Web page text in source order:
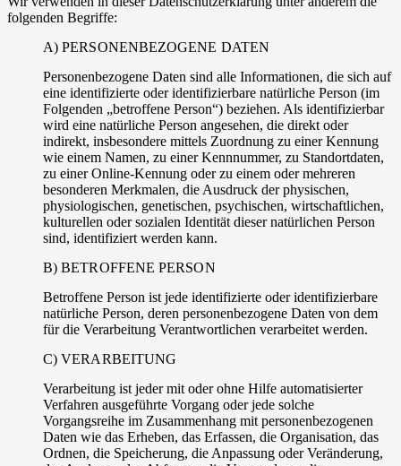
folgenden Begriffe:
A) PERSONENBEZOGENE DATEN
Personenbezogene Daten sind alle Informationen, die sich auf
eine identifizierte oder identifizierbare natürliche Person (im
Folgenden „betroffene Person“) beziehen. Als identifizierbar
wird eine natürliche Person angesehen, die direkt oder
indirekt, insbesondere mittels Zuordnung zu einer Kennung
wie einem Namen, zu einer Kennnummer, zu Standortdaten,
zu einer Online-Kennung oder zu einem oder mehreren
besonderen Merkmalen, die Ausdruck der physischen,
physiologischen, genetischen, psychischen, wirtschaftlichen,
kulturellen oder sozialen Identität dieser natürlichen Person
sind, identifiziert werden kann.
B) BETROFFENE PERSON
Betroffene Person ist jede identifizierte oder identifizierbare
natürliche Person, deren personenbezogene Daten von dem
für die Verarbeitung Verantwortlichen verarbeitet werden.
C) VERARBEITUNG
Verarbeitung ist jeder mit oder ohne Hilfe automatisierter
Verfahren ausgeführte Vorgang oder jede solche
Vorgangsreihe im Zusammenhang mit personenbezogenen
Daten wie das Erheben, das Erfassen, die Organisation, das
Ordnen, die Speicherung, die Anpassung oder Veränderung,